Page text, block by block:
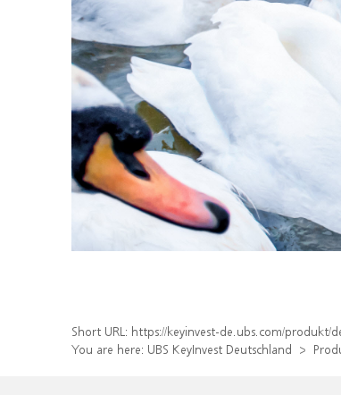
Short URL: https://keyinvest-de.ubs.com/produkt/
You are here: UBS KeyInvest Deutschland